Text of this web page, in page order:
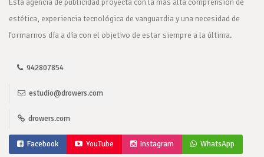
Esta agencia de publicidad proyecta con la más alta comprensión de
estética, experiencia tecnológica de vanguardia y una necesidad de
formarnos día a día con el objetivo de estar siempre a la última.
942807854
estudio@drowers.com
drowers.com
Facebook YouTube Instagram WhatsApp